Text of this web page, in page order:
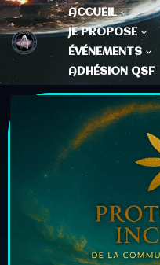
Aller
au
contenu
ACCUEIL
JE PROPOSE
ÉVÉNEMENTS
ADHÉSION QSF